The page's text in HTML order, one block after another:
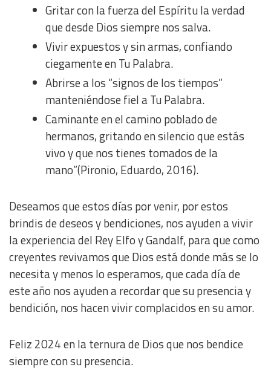
Gritar con la fuerza del Espíritu la verdad
que desde Dios siempre nos salva.
Vivir expuestos y sin armas, confiando
ciegamente en Tu Palabra.
Abrirse a los “signos de los tiempos”
manteniéndose fiel a Tu Palabra.
Caminante en el camino poblado de
hermanos, gritando en silencio que estás
vivo y que nos tienes tomados de la
mano”(Pironio, Eduardo, 2016).
Deseamos que estos días por venir, por estos
brindis de deseos y bendiciones, nos ayuden a vivir
la experiencia del Rey Elfo y Gandalf, para que como
creyentes revivamos que Dios está donde más se lo
necesita y menos lo esperamos, que cada día de
este año nos ayuden a recordar que su presencia y
bendición, nos hacen vivir complacidos en su amor.
Feliz 2024 en la ternura de Dios que nos bendice
siempre con su presencia.